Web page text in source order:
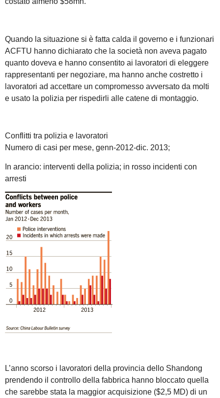
Quando la situazione si è fatta calda il governo e i funzionari
ACFTU hanno dichiarato che la società non aveva pagato
quanto doveva e hanno consentito ai lavoratori di eleggere
rappresentanti per negoziare, ma hanno anche costretto i
lavoratori ad accettare un compromesso avversato da molti
e usato la polizia per rispedirli alle catene di montaggio.
Conflitti tra polizia e lavoratori
Numero di casi per mese, genn-2012-dic. 2013;
In arancio: interventi della polizia; in rosso incidenti con
arresti
L’anno scorso i lavoratori della provincia dello Shandong
prendendo il controllo della fabbrica hanno bloccato quella
che sarebbe stata la maggior acquisizione ($2,5 MD) di un